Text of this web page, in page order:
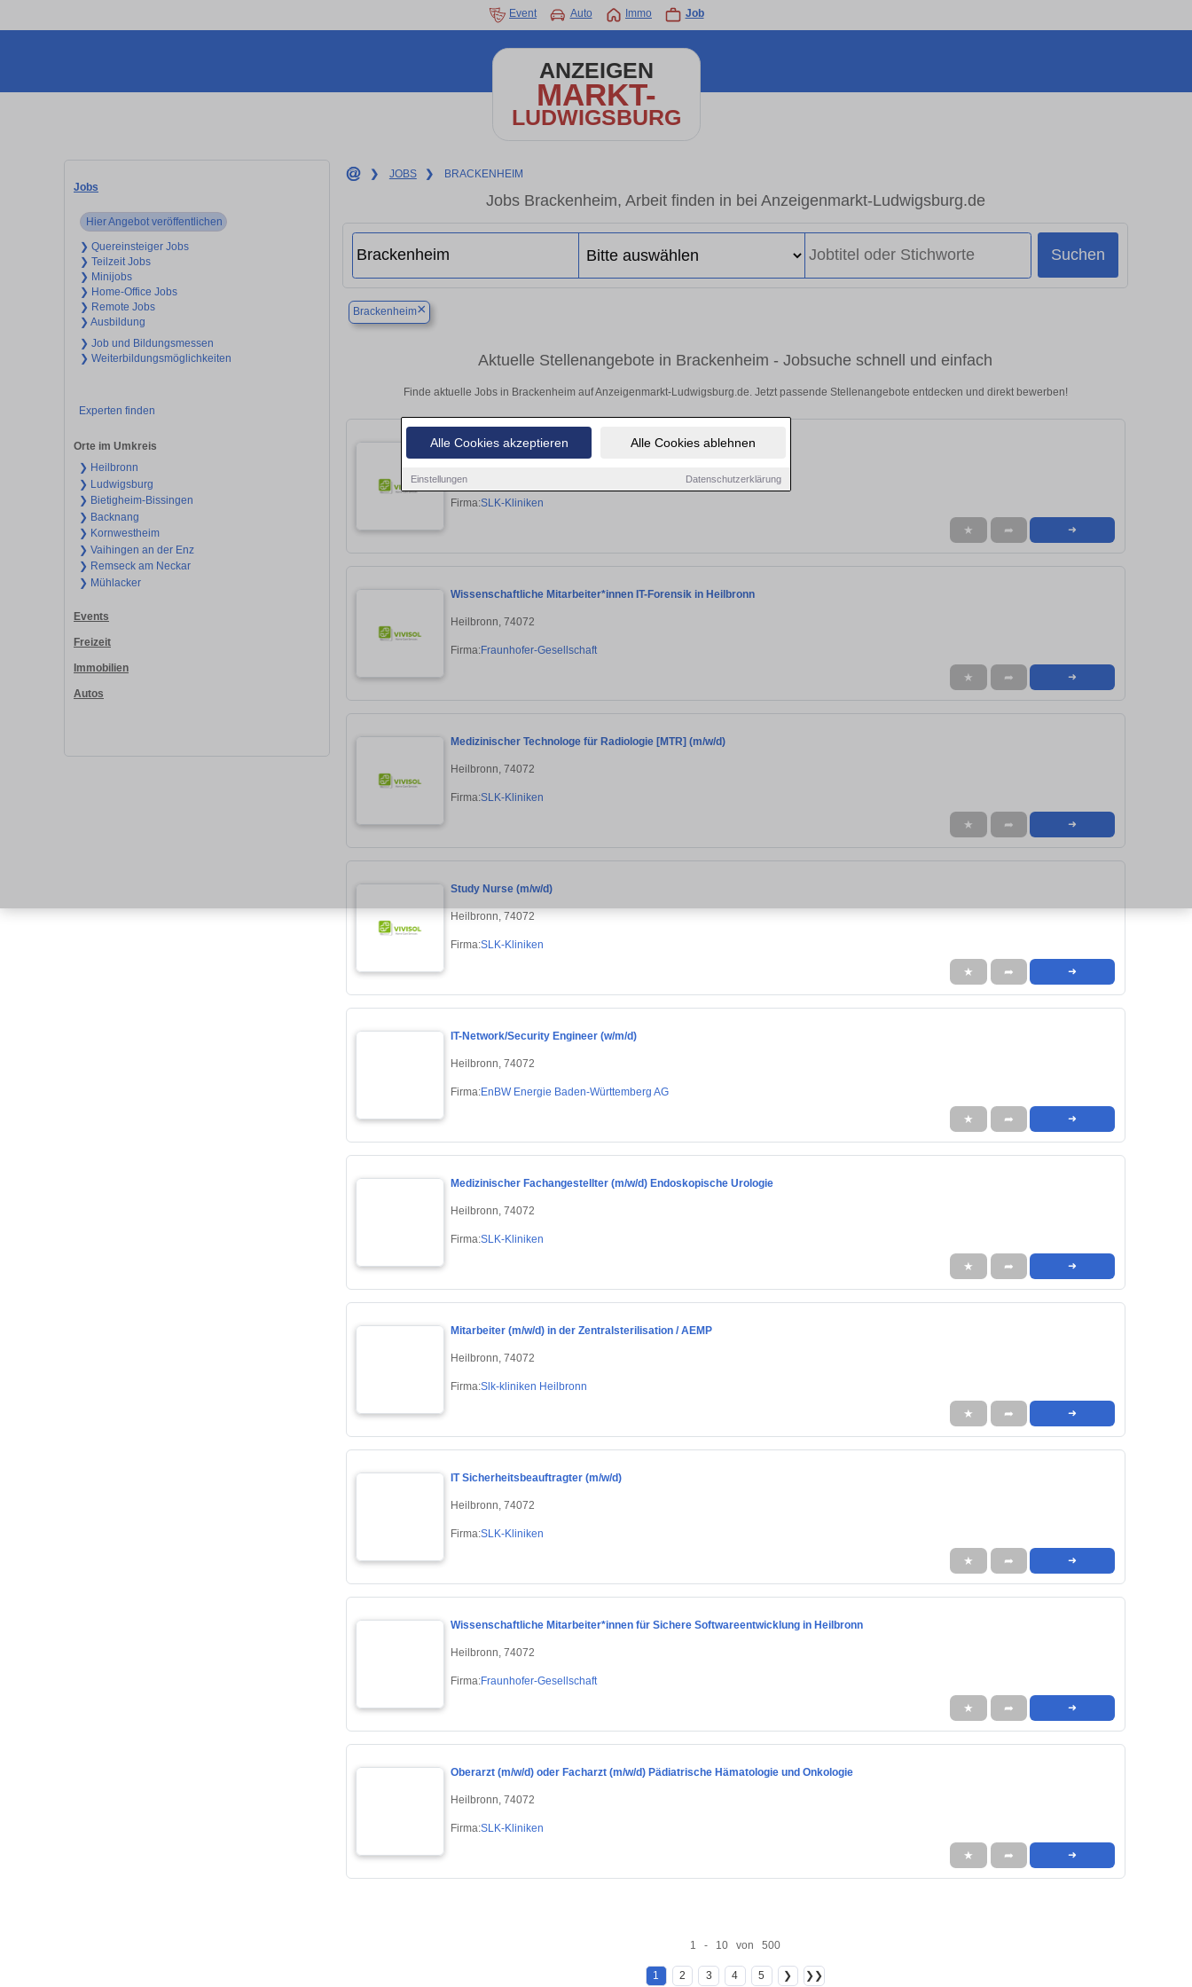
Alle Cookies akzeptieren Alle Cookies ablehnen
Einstellungen Datenschutzerklärung
Event Auto Immo Job
ANZEIGEN
MARKT-
LUDWIGSBURG
Jobs
Hier Angebot veröffentlichen
❯ Quereinsteiger Jobs
❯ Teilzeit Jobs
❯ Minijobs
❯ Home-Office Jobs
❯ Remote Jobs
❯ Ausbildung
❯ Job und Bildungsmessen
❯ Weiterbildungsmöglichkeiten
Experten finden
Orte im Umkreis
❯ Heilbronn
❯ Ludwigsburg
❯ Bietigheim-Bissingen
❯ Backnang
❯ Kornwestheim
❯ Vaihingen an der Enz
❯ Remseck am Neckar
❯ Mühlacker
Events
Freizeit
Immobilien
Autos
❯ JOBS ❯ BRACKENHEIM
Jobs Brackenheim, Arbeit finden in bei Anzeigenmarkt-Ludwigsburg.de
Suchen
Brackenheim×
Aktuelle Stellenangebote in Brackenheim - Jobsuche schnell und einfach
Finde aktuelle Jobs in Brackenheim auf Anzeigenmarkt-Ludwigsburg.de. Jetzt passende Stellenangebote entdecken und direkt bewerben!
Sportlehrer/ -wissenschaftler mit EAP-Qualifikation
Firma:SLK-Kliniken
★ ➦ ➜
Wissenschaftliche Mitarbeiter*innen IT-Forensik in Heilbronn
Heilbronn, 74072
Firma:Fraunhofer-Gesellschaft
★ ➦ ➜
Medizinischer Technologe für Radiologie [MTR] (m/w/d)
Heilbronn, 74072
Firma:SLK-Kliniken
★ ➦ ➜
Study Nurse (m/w/d)
Heilbronn, 74072
Firma:SLK-Kliniken
★ ➦ ➜
IT-Network/Security Engineer (w/m/d)
Heilbronn, 74072
Firma:EnBW Energie Baden-Württemberg AG
★ ➦ ➜
Medizinischer Fachangestellter (m/w/d) Endoskopische Urologie
Heilbronn, 74072
Firma:SLK-Kliniken
★ ➦ ➜
Mitarbeiter (m/w/d) in der Zentralsterilisation / AEMP
Heilbronn, 74072
Firma:Slk-kliniken Heilbronn
★ ➦ ➜
IT Sicherheitsbeauftragter (m/w/d)
Heilbronn, 74072
Firma:SLK-Kliniken
★ ➦ ➜
Wissenschaftliche Mitarbeiter*innen für Sichere Softwareentwicklung in Heilbronn
Heilbronn, 74072
Firma:Fraunhofer-Gesellschaft
★ ➦ ➜
Oberarzt (m/w/d) oder Facharzt (m/w/d) Pädiatrische Hämatologie und Onkologie
Heilbronn, 74072
Firma:SLK-Kliniken
★ ➦ ➜
1 - 10 von 500
1 2 3 4 5 ❯ ❯❯